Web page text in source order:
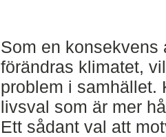
Som en konsekvens
förändras klimatet,
problem i samhället.
livsval som är mer
Ett sådant val att